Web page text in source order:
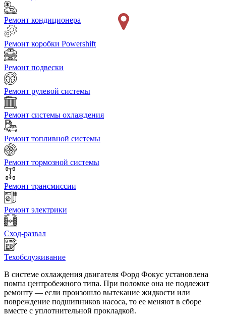
Ремонт кондиционера
Ремонт коробки Powershift
Ремонт подвески
Ремонт рулевой системы
Ремонт системы охлаждения
Ремонт топливной системы
Ремонт тормозной системы
Ремонт трансмиссии
Ремонт электрики
Сход-развал
Техобслуживание
В системе охлаждения двигателя Форд Фокус установлена
помпа центробежного типа. При поломке она не подлежит
ремонту — если произошло вытекание жидкости или
повреждение подшипников насоса, то ее меняют в сборе
вместе с уплотнительной прокладкой.